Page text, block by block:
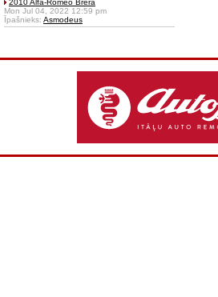
2010 Alfa-Romeo Brera
Mon Jul 04, 2022 12:59 pm
Īpašnieks: Asmodeus